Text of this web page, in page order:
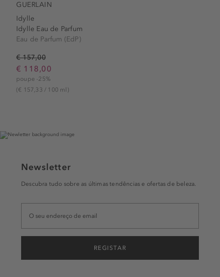
GUERLAIN
Idylle
Idylle Eau de Parfum
Eau de Parfum (EdP)
€ 157,00
€ 118,00
poupe -25%
(€ 157,33 / 100 ml)
Newsletter
Descubra tudo sobre as últimas tendências e ofertas de beleza.
REGISTAR